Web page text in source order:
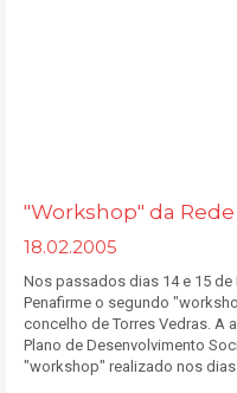
"Workshop" da Rede
18.02.2005
Nos passados dias 14 e 15 de
Penafirme o segundo
concelho de Torres Vedras. A
Plano de Desenvolvimento
"workshop" realizado nos dias